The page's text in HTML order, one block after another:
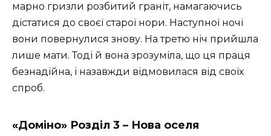
марно гризли розбитий граніт, намагаючись
дістатися до своєї старої нори. Наступної ночі
вони повернулися знову. На третю ніч прийшла
лише мати. Тоді й вона зрозуміла, що ця праця
безнадійна, і назавжди відмовилася від своїх
спроб.
«Доміно» Розділ 3 – Нова оселя